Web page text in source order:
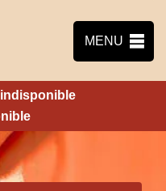
MENU
indisponible